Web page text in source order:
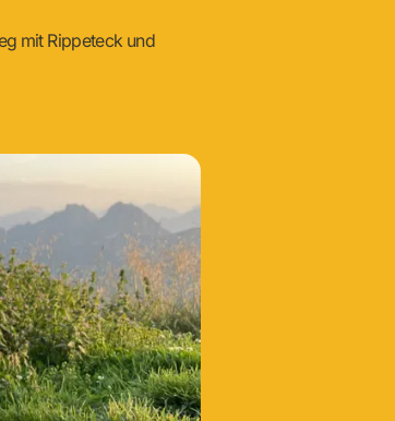
mit Rippeteck und